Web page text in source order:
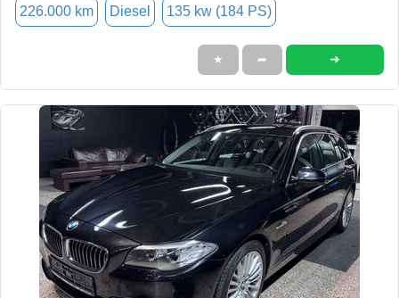
226.000 km Diesel 135 kw (184 PS)
★ ➦ ➜